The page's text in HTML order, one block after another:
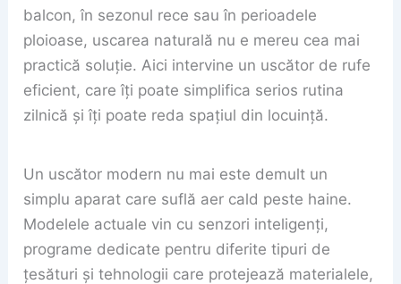
balcon, în sezonul rece sau în perioadele
ploioase, uscarea naturală nu e mereu cea mai
practică soluție. Aici intervine un uscător de rufe
eficient, care îți poate simplifica serios rutina
zilnică și îți poate reda spațiul din locuință.
Un uscător modern nu mai este demult un
simplu aparat care suflă aer cald peste haine.
Modelele actuale vin cu senzori inteligenți,
programe dedicate pentru diferite tipuri de
țesături și tehnologii care protejează materialele,